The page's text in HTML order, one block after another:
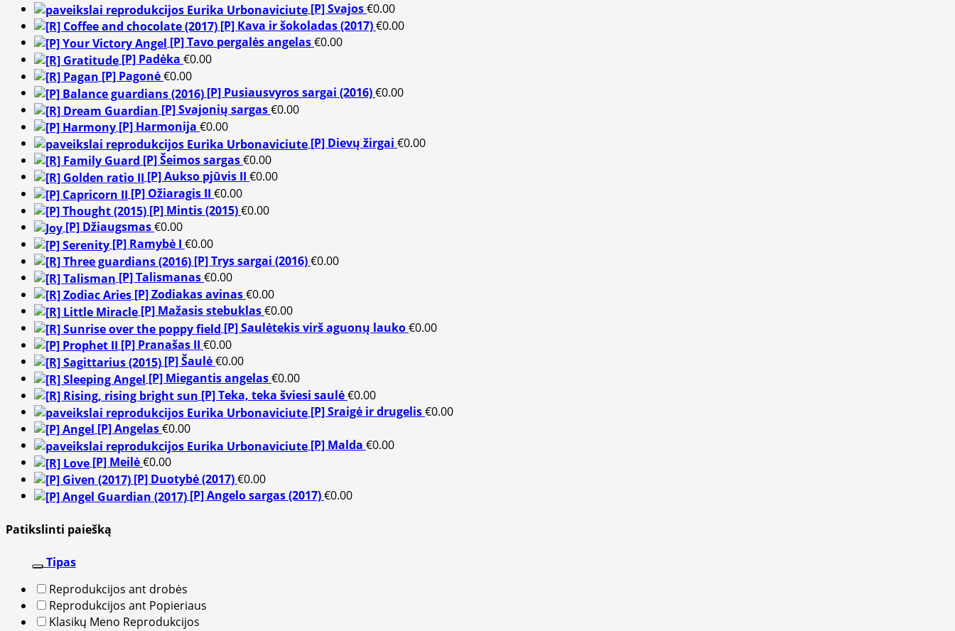
[P] Svajos€0.00
[P] Kava ir šokoladas (2017)€0.00
[P] Tavo pergalės angelas€0.00
[P] Padėka €0.00
[P] Pagonė€0.00
[P] Pusiausvyros sargai (2016)€0.00
[P] Svajonių sargas€0.00
[P] Harmonija €0.00
[P] Dievų žirgai €0.00
[P] Šeimos sargas€0.00
[P] Aukso pjūvis II €0.00
[P] Ožiaragis II €0.00
[P] Mintis (2015)€0.00
[P] Džiaugsmas€0.00
[P] Ramybė I €0.00
[P] Trys sargai (2016)€0.00
[P] Talismanas€0.00
[P] Zodiakas avinas€0.00
[P] Mažasis stebuklas€0.00
[P] Saulėtekis virš aguonų lauko€0.00
[P] Pranašas II €0.00
[P] Šaulė€0.00
[P] Miegantis angelas€0.00
[P] Teka, teka šviesi saulė€0.00
[P] Sraigė ir drugelis€0.00
[P] Angelas€0.00
[P] Malda €0.00
[P] Meilė€0.00
[P] Duotybė (2017)€0.00
[P] Angelo sargas (2017)€0.00
Patikslinti paiešką
Tipas
Reprodukcijos ant drobės
Reprodukcijos ant Popieriaus
Klasikų Meno Reprodukcijos